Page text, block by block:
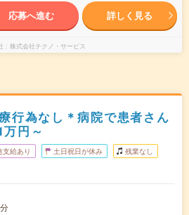
応募へ進む 詳しく見る
株式会社テクノ・サービス
行為なし＊病院で患者さん
円～
支給あり 土日祝日が休み 残業なし